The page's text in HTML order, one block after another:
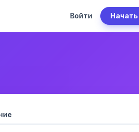
Войти Начать